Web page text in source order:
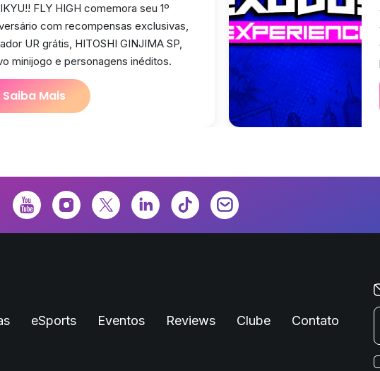
FLY HIGH comemora seu 1º
com recompensas exclusivas,
UR grátis, HITOSHI GINJIMA SP,
minijogo e personagens inéditos.
Saiba Mais
eSports Eventos Reviews Clube Contato